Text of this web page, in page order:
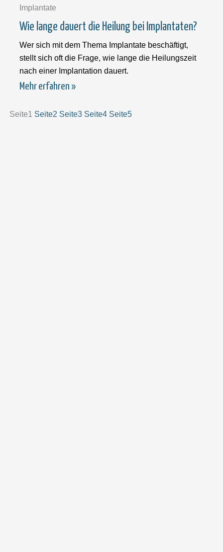
Implantate
Wie lange dauert die Heilung bei Implantaten?
Wer sich mit dem Thema Implantate beschäftigt,
stellt sich oft die Frage, wie lange die Heilungszeit
nach einer Implantation dauert.
Mehr erfahren »
Seite1 Seite2 Seite3 Seite4 Seite5